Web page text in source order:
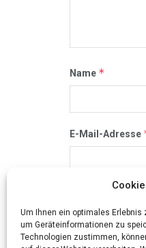
Um Ihnen ein optimales Erlebnis
um Geräteinformationen zu
Technologien zustimmen,
Name *
E-Mail-Adresse
Name, E-